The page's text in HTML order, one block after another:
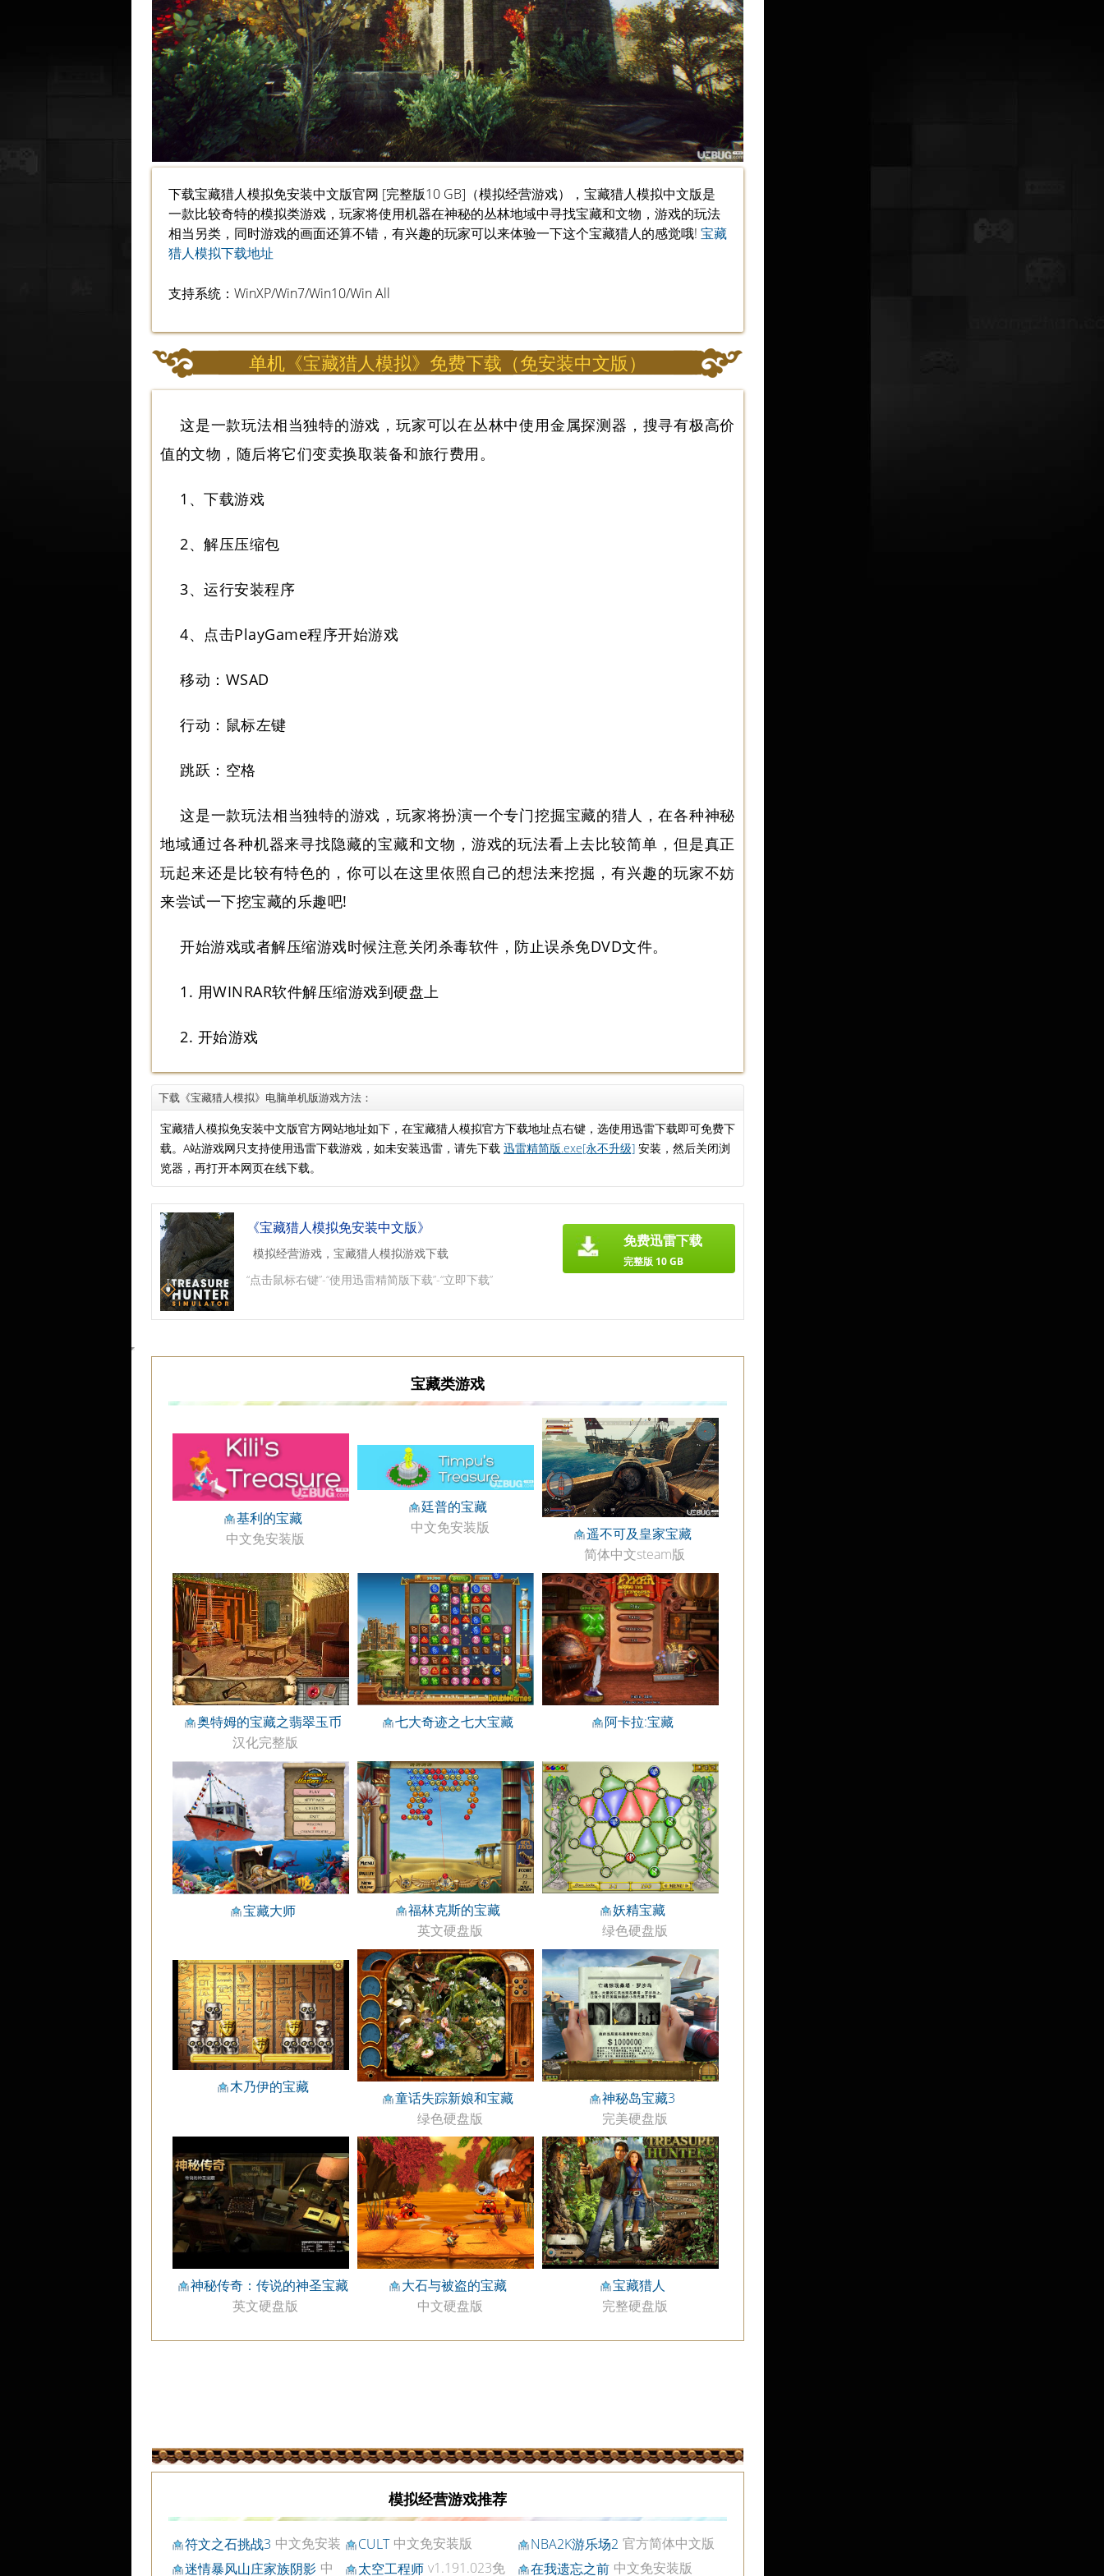
下载宝藏猎人模拟免安装中文版官网 [完整版10 GB]（模拟经营游戏），宝藏猎人模拟中文版是
一款比较奇特的模拟类游戏，玩家将使用机器在神秘的丛林地域中寻找宝藏和文物，游戏的玩法
相当另类，同时游戏的画面还算不错，有兴趣的玩家可以来体验一下这个宝藏猎人的感觉哦! 宝藏
猎人模拟下载地址
支持系统：WinXP/Win7/Win10/Win All
单机《宝藏猎人模拟》免费下载（免安装中文版）
这是一款玩法相当独特的游戏，玩家可以在丛林中使用金属探测器，搜寻有极高价
值的文物，随后将它们变卖换取装备和旅行费用。
1、下载游戏
2、解压压缩包
3、运行安装程序
4、点击PlayGame程序开始游戏
移动：WSAD
行动：鼠标左键
跳跃：空格
这是一款玩法相当独特的游戏，玩家将扮演一个专门挖掘宝藏的猎人，在各种神秘
地域通过各种机器来寻找隐藏的宝藏和文物，游戏的玩法看上去比较简单，但是真正
玩起来还是比较有特色的，你可以在这里依照自己的想法来挖掘，有兴趣的玩家不妨
来尝试一下挖宝藏的乐趣吧!
开始游戏或者解压缩游戏时候注意关闭杀毒软件，防止误杀免DVD文件。
1. 用WINRAR软件解压缩游戏到硬盘上
2. 开始游戏
下载《宝藏猎人模拟》电脑单机版游戏方法：
宝藏猎人模拟免安装中文版官方网站地址如下，在宝藏猎人模拟官方下载地址点右键，选使用迅雷下载即可免费下
载。A站游戏网只支持使用迅雷下载游戏，如未安装迅雷，请先下载 迅雷精简版.exe[永不升级] 安装，然后关闭浏
览器，再打开本网页在线下载。
《宝藏猎人模拟免安装中文版》
模拟经营游戏，宝藏猎人模拟游戏下载
“点击鼠标右键”-“使用迅雷精简版下载”-“立即下载”
免费迅雷下载
完整版 10 GB
宝藏类游戏
基利的宝藏
中文免安装版
廷普的宝藏
中文免安装版
遥不可及皇家宝藏
简体中文steam版
奥特姆的宝藏之翡翠玉币
汉化完整版
七大奇迹之七大宝藏 阿卡拉:宝藏
宝藏大师
福林克斯的宝藏
英文硬盘版
妖精宝藏
绿色硬盘版
木乃伊的宝藏
童话失踪新娘和宝藏
绿色硬盘版
神秘岛宝藏3
完美硬盘版
神秘传奇：传说的神圣宝藏
英文硬盘版
大石与被盗的宝藏
中文硬盘版
宝藏猎人
完整硬盘版
模拟经营游戏推荐
符文之石挑战3 中文免安装
版
CULT 中文免安装版 NBA2K游乐场2 官方简体中文版
迷情暴风山庄家族阴影 中 太空工程师 v1.191.023免 在我遗忘之前 中文免安装版